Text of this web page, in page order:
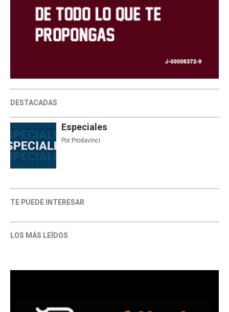
DESTACADAS
Especiales
Por Prodavinci
TE PUEDE INTERESAR
LOS MÁS LEÍDOS